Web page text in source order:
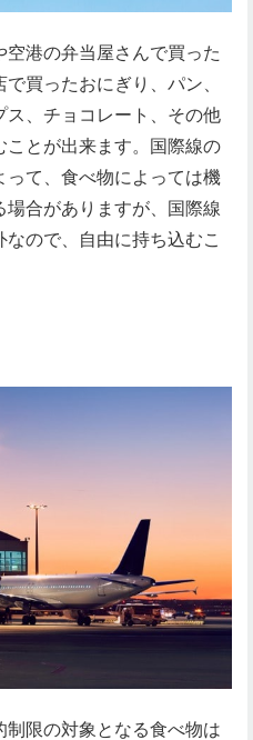
港の弁当屋さんで買った
買ったおにぎり、パン、
、チョコレート、その他
ことが出来ます。国際線の
て、食べ物によっては機
合がありますが、国際線
ので、自由に持ち込むこ
制限の対象となる食べ物は